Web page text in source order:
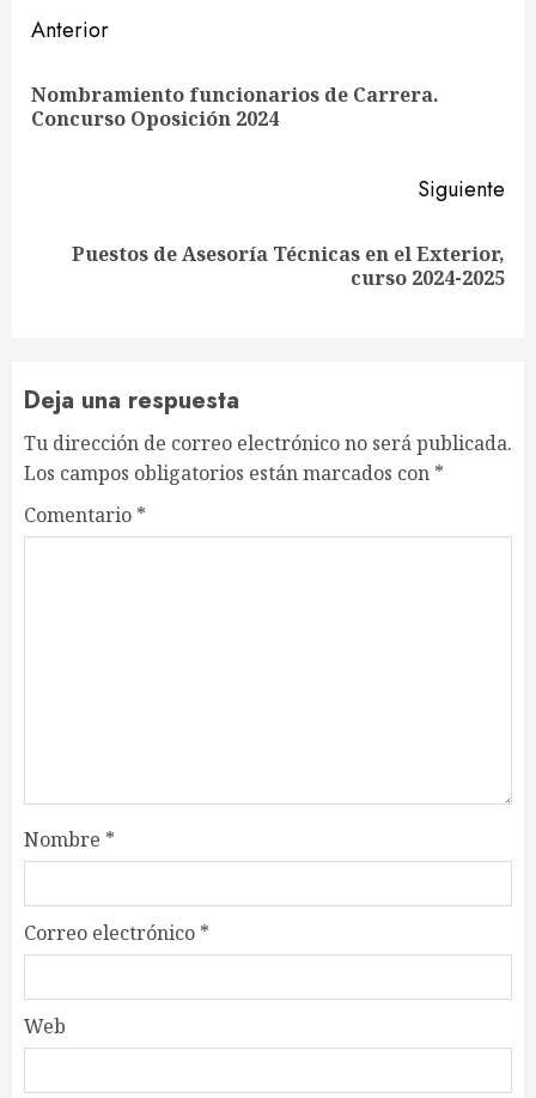
Sigue
leyendo
Anterior
Nombramiento funcionarios de Carrera.
Concurso Oposición 2024
Siguiente
Siguiente
Puestos de Asesoría Técnicas en el Exterior,
curso 2024-2025
Deja una respuesta
Tu dirección de correo electrónico no será publicada.
Los campos obligatorios están marcados con *
Comentario *
Nombre *
Correo electrónico *
Web